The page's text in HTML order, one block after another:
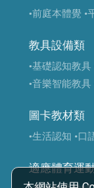
•前庭本體覺 •
教具設備類
•基礎認知教具
•音樂智能教具
圖卡教材類
•生活認知 •口
適應體育運